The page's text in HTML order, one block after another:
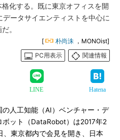
化する。既に東京オフィスを開
ータサイエンティストを中心に
。
[ 朴尚洙 ，MONOist]
PC用表示
関連情報
LINE Hatena
人工知能（AI）ベンチャー・デ
ボット（DataRobot）は2017年2
、東京都内で会見を開き、日本